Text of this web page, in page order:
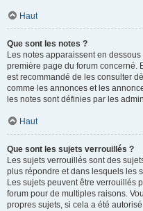
Haut
Que sont les notes ?
Les notes apparaissent en
première page du forum concerné.
est recommandé de les consulter
comme les annonces et les
les notes sont définies par les
Haut
Que sont les sujets verrouillés ?
Les sujets verrouillés sont des
plus répondre et dans lesquels les
Les sujets peuvent être verrouillés
forum pour de multiples raisons.
propres sujets, si cela a été